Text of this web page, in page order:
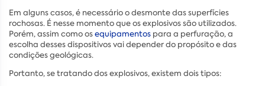
Em alguns casos, é necessário o desmonte das superfícies
rochosas. É nesse momento que os explosivos são utilizados.
Porém, assim como osequipamentos para a perfuração, a
escolha desses dispositivos vai depender do propósito e das
condições geológicas.
Portanto, se tratando dos explosivos, existem dois tipos: